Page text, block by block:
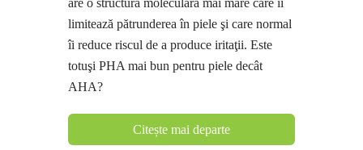
limitează pătrunderea în piele şi care normal
îi reduce riscul de a produce iritaţii. Este
totuşi PHA mai bun pentru piele decât
AHA?
Citește mai departe